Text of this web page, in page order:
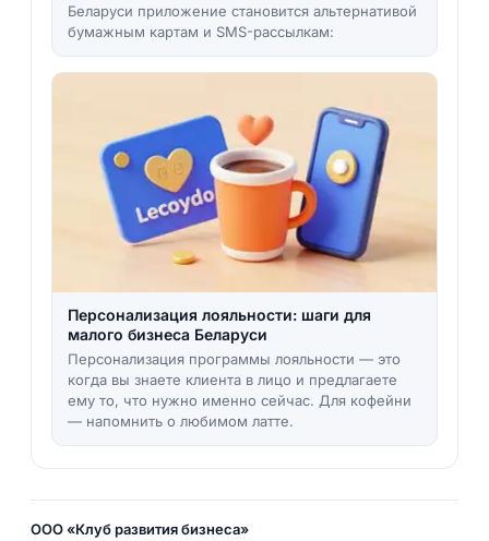
Беларуси приложение становится альтернативой
бумажным картам и SMS-рассылкам:
Персонализация лояльности: шаги для
малого бизнеса Беларуси
Персонализация программы лояльности — это
когда вы знаете клиента в лицо и предлагаете
ему то, что нужно именно сейчас. Для кофейни
— напомнить о любимом латте.
ООО «Клуб развития бизнеса»